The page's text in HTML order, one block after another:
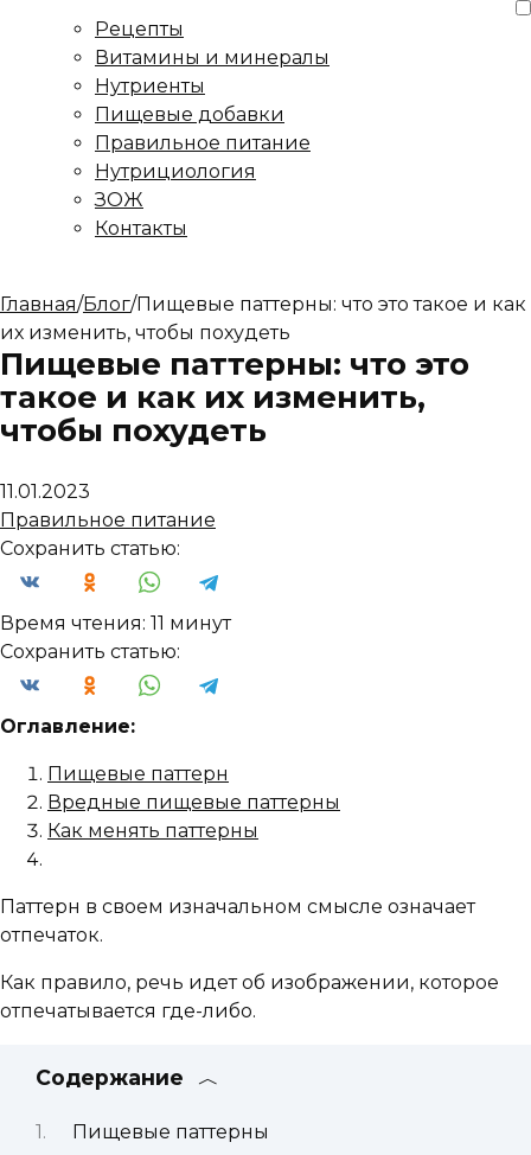
Рецепты
Витамины и минералы
Нутриенты
Пищевые добавки
Правильное питание
Нутрициология
ЗОЖ
Контакты
Главная/Блог/Пищевые паттерны: что это такое и как
их изменить, чтобы похудеть
Пищевые паттерны: что это
такое и как их изменить,
чтобы похудеть
11.01.2023
Правильное питание
Сохранить статью:
Время чтения: 11 минут
Сохранить статью:
Оглавление:
Пищевые паттерн
Вредные пищевые паттерны
Как менять паттерны
Паттерн в своем изначальном смысле означает
отпечаток.
Как правило, речь идет об изображении, которое
отпечатывается где-либо.
Содержание
Пищевые паттерны